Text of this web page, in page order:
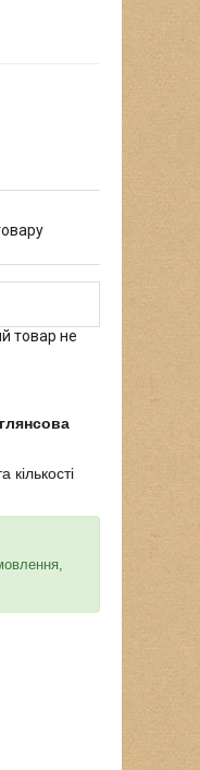
товар не